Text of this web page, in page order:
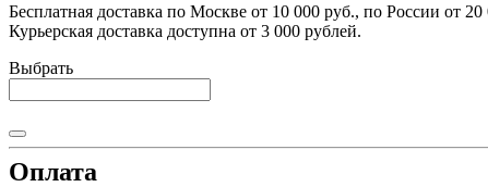
Бесплатная доставка по Москве от 10 000 руб., по России от 20
Курьерская доставка доступна от 3 000 рублей.
Выбрать
Оплата